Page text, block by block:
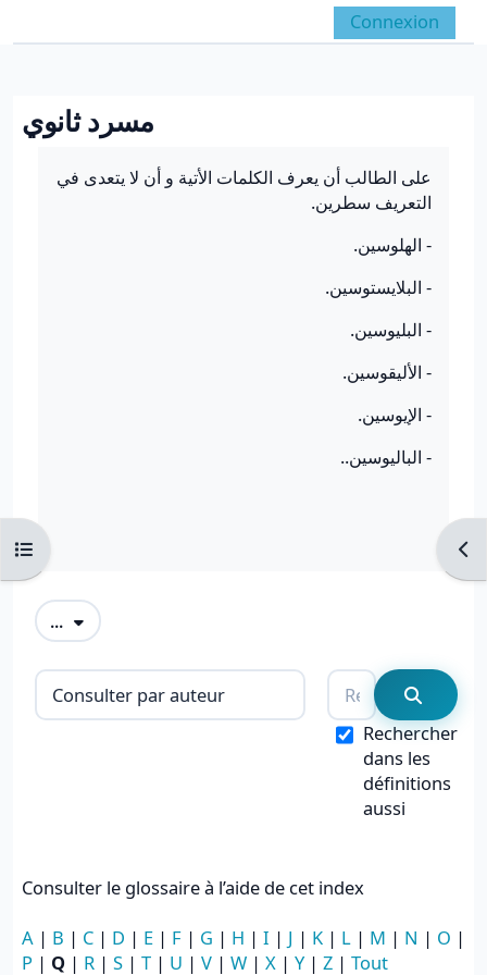
Panneau latéral
Activer/désactiver la
Connexion
Ouvrir l’index du cours
مسرد ثانوي
على الطالب أن يعرف الكلمات الأتية و أن لا يتعدى في
التعريف سطرين.
- الهلوسين.
- البلايستوسين.
- البليوسين.
- الأليقوسين.
- الإيوسين.
- الباليوسين..
... Exporter des articles
Consulter le glossaire à l’aide de cet
Rechercher
Rechercher
dans les
définitions
aussi
Consulter le glossaire à l’aide de cet index
A | B | C | D | E | F | G | H | I | J | K | L | M | N | O |
P | Q | R | S | T | U | V | W | X | Y| Z | Tout